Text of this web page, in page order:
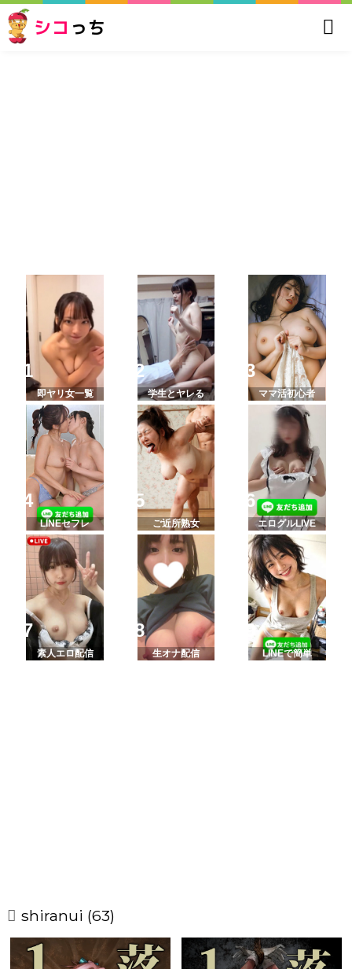
シコ っち
即ヤリ女一覧 学生とヤレる ママ活初心者
LINEセフレ ご近所熟女 エログルLIVE
素人エロ配信 生オナ配信 LINEで簡単
shiranui (63)